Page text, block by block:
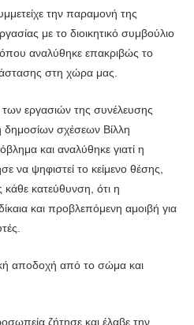
την παραμονή της
με το διοικητικό συμβούλιο
αναλύθηκε επακριβώς το
στη χώρα μας.
εργασιών της συνέλευσης
σχέσεων Βίλλη
και αναλύθηκε γιατί η
να ψηφιστεί το κείμενο θέσης,
κατεύθυνση, ότι η
και προβλεπόμενη αμοιβή για
αποδοχή από το σώμα και
ζήτησε και έλαβε την